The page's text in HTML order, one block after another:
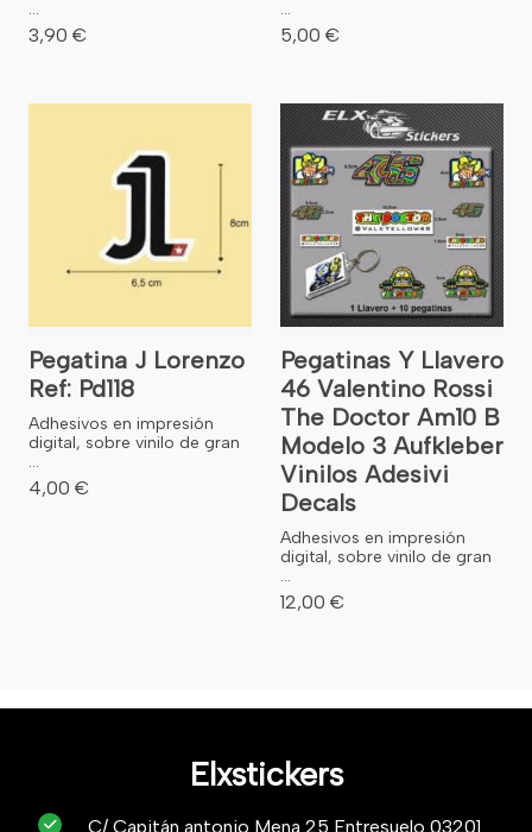
...
3,90 €
...
5,00 €
Pegatina J Lorenzo
Ref: Pd118
Adhesivos en impresión
digital, sobre vinilo de gran
...
4,00 €
Pegatinas Y Llavero
46 Valentino Rossi
The Doctor Am10 B
Modelo 3 Aufkleber
Vinilos Adesivi
Decals
Adhesivos en impresión
digital, sobre vinilo de gran
...
12,00 €
Elxstickers
C/ Capitán antonio Mena 25 Entresuelo 03201